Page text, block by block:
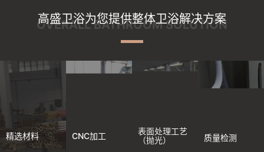
高盛卫浴为您提供整体卫浴解决方案
OVERALL BATHROOM SOLUTION
精选材料 CNC加工
表面处理工艺
（抛光）
质量检测